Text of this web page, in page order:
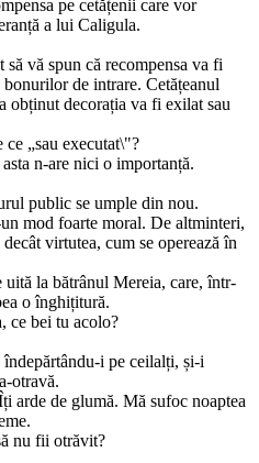
pe cetățenii care vor
a lui Caligula.
vă spun că recompensa va fi
de intrare. Cetățeanul
obținut decorația va fi exilat sau
„sau executat\"?
n-are nici o importanță.
public se umple din nou.
mod foarte moral. De altminteri,
virtutea, cum se operează în
la bătrânul Mereia, care, într-
o înghițitură.
bei tu acolo?
i pe ceilalți, și-i
otravă.
arde de glumă. Mă sufoc noaptea
nu fii otrăvit?